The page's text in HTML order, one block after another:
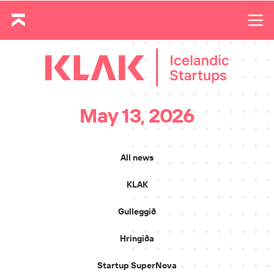
May 13, 2026
All news
KLAK
Gulleggið
Hringiða
Startup SuperNova